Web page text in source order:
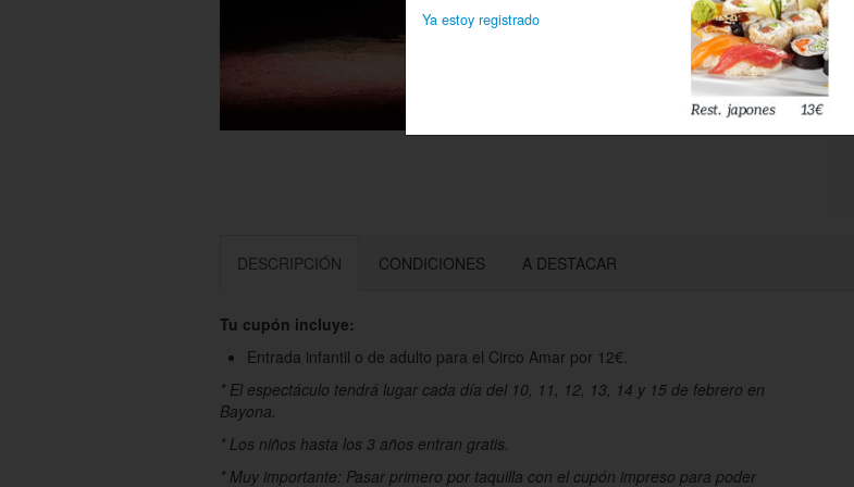
DESCRIPCIÓN CONDICIONES A DESTACAR
Tu cupón incluye:
Entrada infantil o de adulto para el Circo Amar por 12€.
* El espectáculo tendrá lugar cada día del 10, 11, 12, 13, 14 y 15 de febrero en
Bayona.
* Los niños hasta los 3 años entran gratis.
* Muy importante: Pasar primero por taquilla con el cupón impreso para poder
Ya estoy registrado